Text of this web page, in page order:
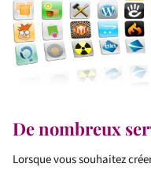
De nombreux
Lorsque vous souhaitez